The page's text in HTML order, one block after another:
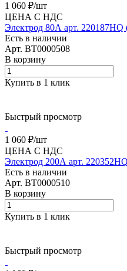
1 060 ₽/шт
ЦЕНА С НДС
Электрод 80А арт.
Есть в наличии
Арт. BT0000508
В корзину
Купить в 1 клик
Быстрый просмотр
1 060 ₽/шт
ЦЕНА С НДС
Электрод 200А арт.
Есть в наличии
Арт. BT0000510
В корзину
Купить в 1 клик
Быстрый просмотр